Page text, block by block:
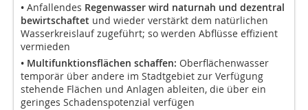
• Anfallendes Regenwasser wird naturnah und dezentral
bewirtschaftet und wieder verstärkt dem natürlichen
Wasserkreislauf zugeführt; so werden Abflüsse effizient
vermieden
• Multifunktionsflächen schaffen: Oberflächenwasser
temporär über andere im Stadtgebiet zur Verfügung
stehende Flächen und Anlagen ableiten, die über ein
geringes Schadenspotenzial verfügen